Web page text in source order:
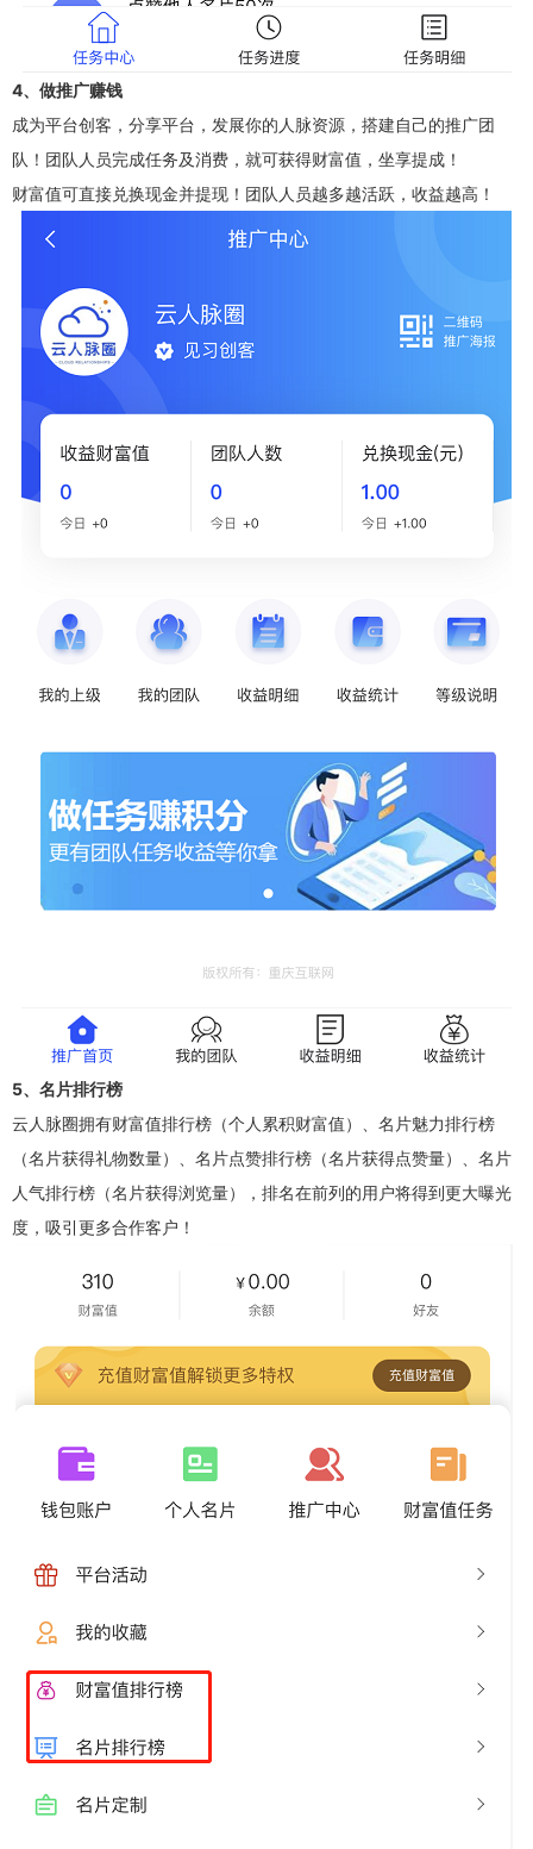
4、做推广赚钱
成为平台创客，分享平台，发展你的人脉资源，搭建自己的推广团
队！团队人员完成任务及消费，就可获得财富值，坐享提成！
财富值可直接兑换现金并提现！团队人员越多越活跃，收益越高！
5、名片排行榜
云人脉圈拥有财富值排行榜（个人累积财富值）、名片魅力排行榜
（名片获得礼物数量）、名片点赞排行榜（名片获得点赞量）、名片
人气排行榜（名片获得浏览量），排名在前列的用户将得到更大曝光
度，吸引更多合作客户！